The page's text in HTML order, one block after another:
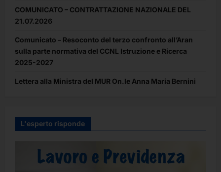
COMUNICATO – CONTRATTAZIONE NAZIONALE DEL
21.07.2026
Comunicato – Resoconto del terzo confronto all’Aran
sulla parte normativa del CCNL Istruzione e Ricerca
2025-2027
Lettera alla Ministra del MUR On.le Anna Maria Bernini
L'esperto risponde